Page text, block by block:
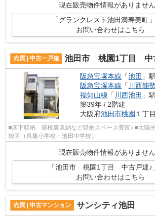
現在販売物件情報がありません
「グランクレスト池田満寿美町
お問い合わせはこちら
売買 | 中古一戸建 池田市 桃園1丁目 中
阪急宝塚本線 「池田 」
阪急宝塚本線 「 川西能
福知山線 「 川西池田 」
築39年 / 2階建
大阪府池田市桃園 １丁
■床下収納、屋根裏収納など収納スペース豊富♪ ■太陽
校区（呉服小学校・池田中学校）
現在販売物件情報がありません
「池田市 桃園1丁目 中古戸建♪
お問い合わせはこちら
売買 | 中古マンション サンシティ池田